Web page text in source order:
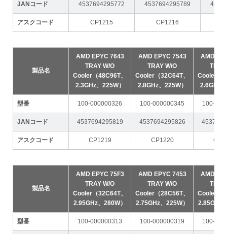
JANコード 4537694295772 4537694295789
アスクコード CP1215 CP1216
製品名
AMD EPYC 7643
TRAY W/O
Cooler（48C96T、
2.3GHz、225W）
AMD EPYC 7543
TRAY W/O
Cooler（32C64T、
2.8GHz、225W）
AMD
Cooler（
2.6GHz
型番 100-000000326 100-000000345 100-
JANコード 4537694295819 4537694295826
アスクコード CP1219 CP1220
製品名
AMD EPYC 75F3
TRAY W/O
Cooler（32C64T、
2.95GHz、280W）
AMD EPYC 7453
TRAY W/O
Cooler（28C56T、
2.75GHz、225W）
AMD
Cooler（
2.85GHz
型番 100-000000313 100-000000319 100-